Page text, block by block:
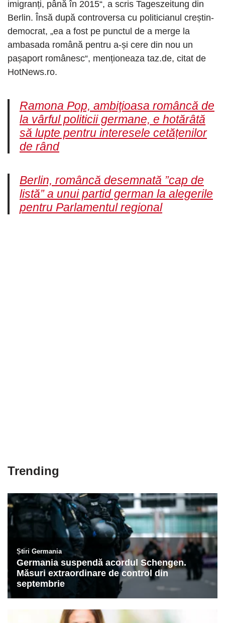
imigranți, până în 2015“, a scris Tageszeitung din
Berlin. Însă după controversa cu politicianul creștin-
democrat, „ea a fost pe punctul de a merge la
ambasada română pentru a-și cere din nou un
pașaport românesc“, menționeaza taz.de, citat de
HotNews.ro.
Ramona Pop, ambiţioasa româncă de
la vârful politicii germane, e hotărâtă
să lupte pentru interesele cetățenilor
de rând
Berlin, româncă desemnată ”cap de
listă” a unui partid german la alegerile
pentru Parlamentul regional
Trending